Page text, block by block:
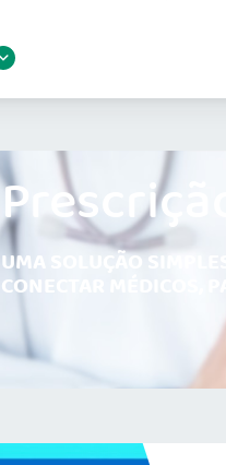
UMA SOLUÇÃO
CONECTAR MÉDICOS,